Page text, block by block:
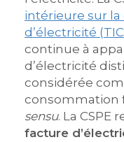
intérieure sur
d’électricité
continue à
d’électricité
considérée
consommation
sensu. La CSPE
facture